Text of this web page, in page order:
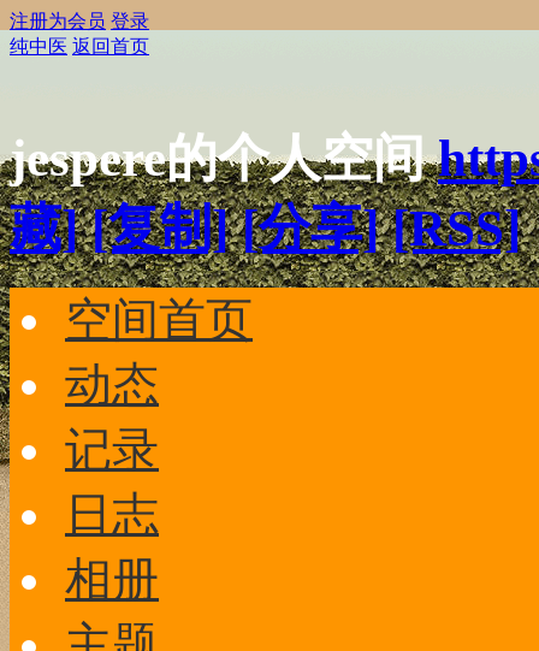
注册为会员 登录
纯中医 返回首页
jespere的个人空间
藏] [复制] [分享] [RSS]
空间首页
动态
记录
日志
相册